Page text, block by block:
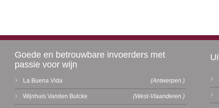
Goede en betrouwbare invoerders met
passie voor wijn
La Buena Vida (Antwerpen )
Wijnhuis Vanden Bulcke (West-Vlaanderen )